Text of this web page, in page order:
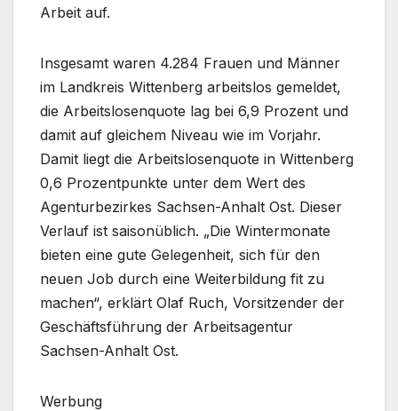
Arbeit auf.
Insgesamt waren 4.284 Frauen und Männer
im Landkreis Wittenberg arbeitslos gemeldet,
die Arbeitslosenquote lag bei 6,9 Prozent und
damit auf gleichem Niveau wie im Vorjahr.
Damit liegt die Arbeitslosenquote in Wittenberg
0,6 Prozentpunkte unter dem Wert des
Agenturbezirkes Sachsen-Anhalt Ost. Dieser
Verlauf ist saisonüblich. „Die Wintermonate
bieten eine gute Gelegenheit, sich für den
neuen Job durch eine Weiterbildung fit zu
machen“, erklärt Olaf Ruch, Vorsitzender der
Geschäftsführung der Arbeitsagentur
Sachsen-Anhalt Ost.
Werbung